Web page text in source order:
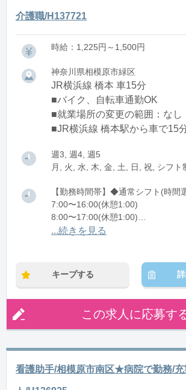
介護職/H137721
時給：1,225円～1,500円
神奈川県相模原市緑区
JR横浜線 橋本 車15分
■バイク、自転車通勤OK
■就業場所の変更の範囲：なし
■JR横浜線 橋本駅から車で15
週3, 週4, 週5
月, 火, 水, 木, 金, 土, 日, 祝, シフト
【勤務時間帯】◆通常シフト(時間
7:00〜16:00(休憩1:00)
8:00〜17:00(休憩1:00)
12:00〜21:00(休憩1:00)
...続きを見る
キープする
この求人に応募す
看護助手/相模原市南区★病院で勤務/